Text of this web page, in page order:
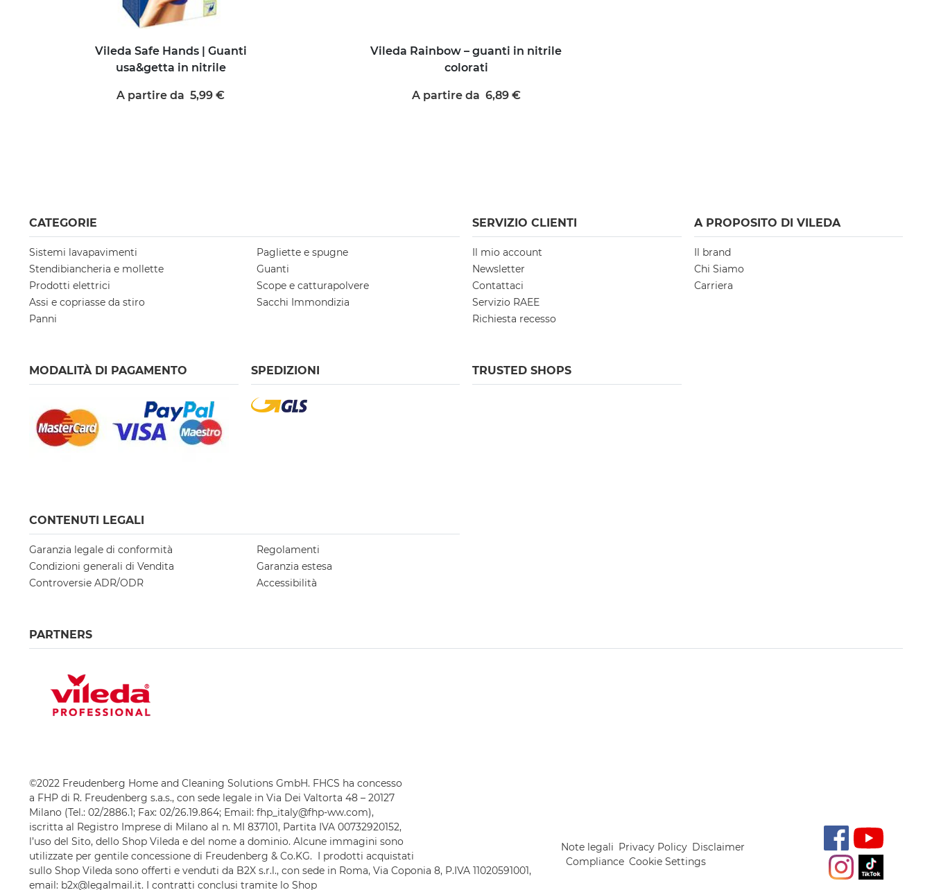
Vileda Safe Hands | Guanti
usa&getta in nitrile
A partire da 5,99 €
Vileda Rainbow – guanti in nitrile
colorati
A partire da 6,89 €
CATEGORIE
Sistemi lavapavimenti
Stendibiancheria e mollette
Prodotti elettrici
Assi e copriasse da stiro
Panni
Pagliette e spugne
Guanti
Scope e catturapolvere
Sacchi Immondizia
SERVIZIO CLIENTI
Il mio account
Newsletter
Contattaci
Servizio RAEE
Richiesta recesso
A PROPOSITO DI VILEDA
Il brand
Chi Siamo
Carriera
MODALITÀ DI PAGAMENTO SPEDIZIONI TRUSTED SHOPS
CONTENUTI LEGALI
Garanzia legale di conformità
Condizioni generali di Vendita
Controversie ADR/ODR
Regolamenti
Garanzia estesa
Accessibilità
PARTNERS
©2022 Freudenberg Home and Cleaning Solutions GmbH. FHCS ha concesso
a FHP di R. Freudenberg s.a.s., con sede legale in Via Dei Valtorta 48 – 20127
Milano (Tel.: 02/2886.1; Fax: 02/26.19.864; Email: fhp_italy@fhp-ww.com),
iscritta al Registro Imprese di Milano al n. MI 837101, Partita IVA 00732920152,
l’uso del Sito, dello Shop Vileda e del nome a dominio. Alcune immagini sono
utilizzate per gentile concessione di Freudenberg & Co.KG. I prodotti acquistati
sullo Shop Vileda sono offerti e venduti da B2X s.r.l., con sede in Roma, Via Coponia 8, P.IVA 11020591001,
email: b2x@legalmail.it. I contratti conclusi tramite lo Shop
Note legali Privacy Policy Disclaimer
Compliance Cookie Settings